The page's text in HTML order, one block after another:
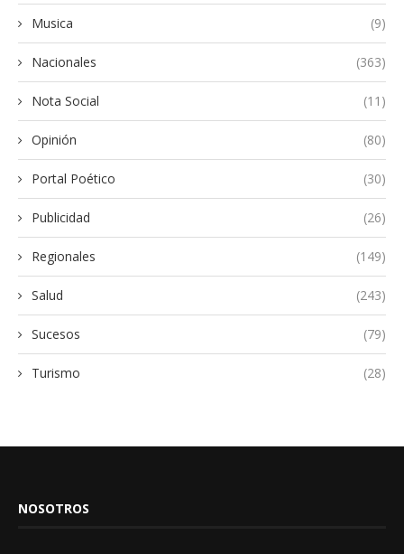
Musica (9)
Nacionales (363)
Nota Social (11)
Opinión (80)
Portal Poético (30)
Publicidad (26)
Regionales (149)
Salud (243)
Sucesos (79)
Turismo (28)
NOSOTROS